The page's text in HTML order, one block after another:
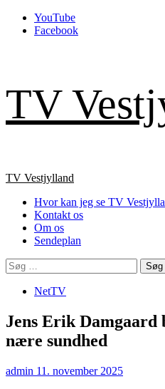
Skip
YouTube
Facebook
TV
Primary
TV Vestjylland
Hvor kan jeg se TV
Kontakt os
Om os
Sendeplan
Søg
efter:
NetTV
Jens Erik
nære sundhed
admin 11. november 2025